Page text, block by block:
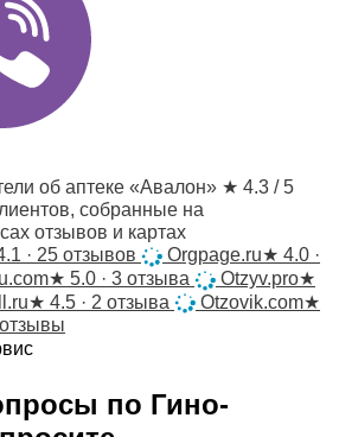
об аптеке «Авалон» ★ 4.3 / 5
собранные на
отзывов и картах
· 25 отзывов Orgpage.ru★ 4.0 ·
★ 5.0 · 3 отзыва Otzyv.pro★
★ 4.5 · 2 отзыва Otzovik.com★
по Гино-